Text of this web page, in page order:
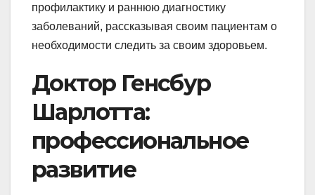
профилактику и раннюю диагностику
заболеваний, рассказывая своим пациентам о
необходимости следить за своим здоровьем.
Доктор Генсбур
Шарлотта:
профессиональное
развитие